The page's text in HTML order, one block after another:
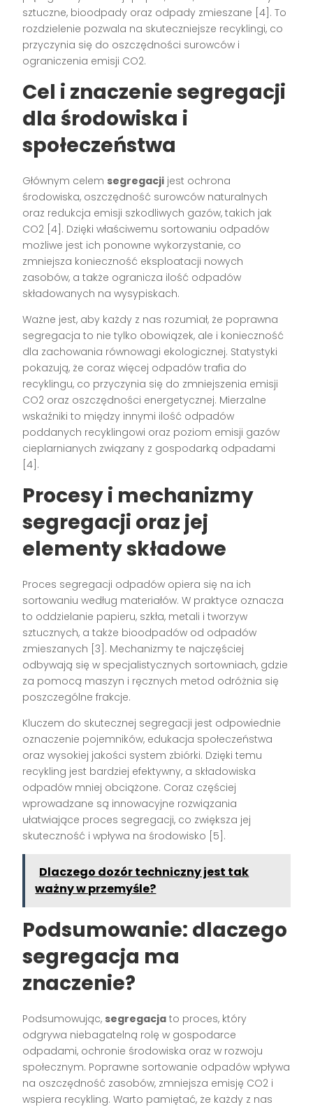
sztuczne, bioodpady oraz odpady zmieszane [4]. To
rozdzielenie pozwala na skuteczniejsze recyklingi, co
przyczynia się do oszczędności surowców i
ograniczenia emisji CO2.
Cel i znaczenie segregacji
dla środowiska i
społeczeństwa
Głównym celem segregacji jest ochrona
środowiska, oszczędność surowców naturalnych
oraz redukcja emisji szkodliwych gazów, takich jak
CO2 [4]. Dzięki właściwemu sortowaniu odpadów
możliwe jest ich ponowne wykorzystanie, co
zmniejsza konieczność eksploatacji nowych
zasobów, a także ogranicza ilość odpadów
składowanych na wysypiskach.
Ważne jest, aby każdy z nas rozumiał, że poprawna
segregacja to nie tylko obowiązek, ale i konieczność
dla zachowania równowagi ekologicznej. Statystyki
pokazują, że coraz więcej odpadów trafia do
recyklingu, co przyczynia się do zmniejszenia emisji
CO2 oraz oszczędności energetycznej. Mierzalne
wskaźniki to między innymi ilość odpadów
poddanych recyklingowi oraz poziom emisji gazów
cieplarnianych związany z gospodarką odpadami
[4].
Procesy i mechanizmy
segregacji oraz jej
elementy składowe
Proces segregacji odpadów opiera się na ich
sortowaniu według materiałów. W praktyce oznacza
to oddzielanie papieru, szkła, metali i tworzyw
sztucznych, a także bioodpadów od odpadów
zmieszanych [3]. Mechanizmy te najczęściej
odbywają się w specjalistycznych sortowniach, gdzie
za pomocą maszyn i ręcznych metod odróżnia się
poszczególne frakcje.
Kluczem do skutecznej segregacji jest odpowiednie
oznaczenie pojemników, edukacja społeczeństwa
oraz wysokiej jakości system zbiórki. Dzięki temu
recykling jest bardziej efektywny, a składowiska
odpadów mniej obciążone. Coraz częściej
wprowadzane są innowacyjne rozwiązania
ułatwiające proces segregacji, co zwiększa jej
skuteczność i wpływa na środowisko [5].
Dlaczego dozór techniczny jest tak
ważny w przemyśle?
Podsumowanie: dlaczego
segregacja ma
znaczenie?
Podsumowując, segregacja to proces, który
odgrywa niebagatelną rolę w gospodarce
odpadami, ochronie środowiska oraz w rozwoju
społecznym. Poprawne sortowanie odpadów wpływa
na oszczędność zasobów, zmniejsza emisję CO2 i
wspiera recykling. Warto pamiętać, że każdy z nas